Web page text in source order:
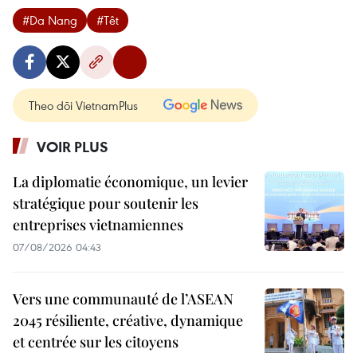
#Da Nang #Têt
Theo dõi VietnamPlus
VOIR PLUS
La diplomatie économique, un levier
stratégique pour soutenir les
entreprises vietnamiennes
07/08/2026 04:43
Vers une communauté de l’ASEAN
2045 résiliente, créative, dynamique
et centrée sur les citoyens